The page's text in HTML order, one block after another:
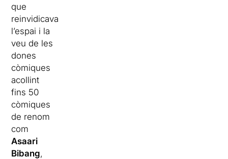
que
reinvidicava
l’espai i la
veu de les
dones
còmiques
acollint
fins 50
còmiques
de renom
com
Asaari
Bibang,